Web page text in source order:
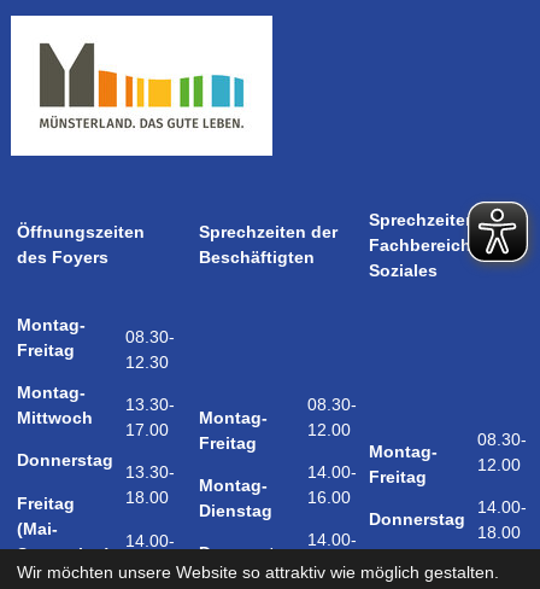
Öffnungszeiten
des Foyers
Sprechzeiten der
Beschäftigten
Sprechzeiten
Fachbereich
Soziales
Montag-
Freitag
Montag-
Mittwoch
Donnerstag
Freitag
(Mai-
September)
08.30-
12.30
13.30-
17.00
13.30-
18.00
14.00-
17.00
Montag-
Freitag
Montag-
Dienstag
Donnerstag
08.30-
12.00
14.00-
16.00
14.00-
18.00
Montag-
Freitag
Donnerstag
08.30-
12.00
14.00-
18.00
Wir möchten unsere Website so attraktiv wie möglich gestalten.